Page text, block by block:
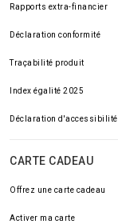
Rapports extra-financier
Déclaration conformité
Traçabilité produit
Index égalité 2025
Déclaration d'accessibilité
CARTE CADEAU
Offrez une carte cadeau
Activer ma carte